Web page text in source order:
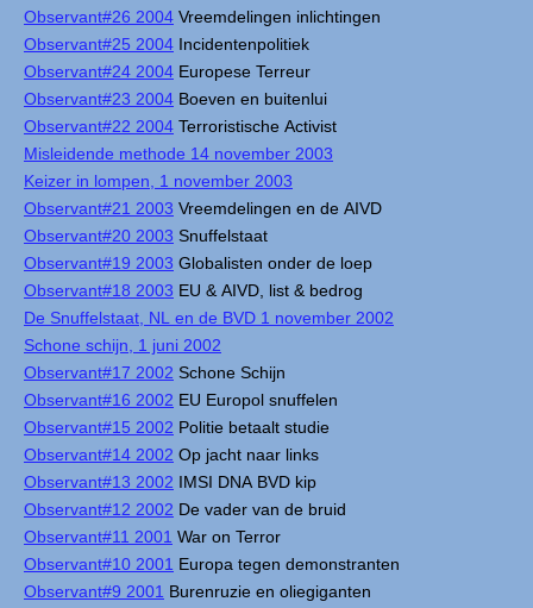
Observant#26 2004 Vreemdelingen inlichtingen
Observant#25 2004 Incidentenpolitiek
Observant#24 2004 Europese Terreur
Observant#23 2004 Boeven en buitenlui
Observant#22 2004 Terroristische Activist
Misleidende methode 14 november 2003
Keizer in lompen, 1 november 2003
Observant#21 2003 Vreemdelingen en de AIVD
Observant#20 2003 Snuffelstaat
Observant#19 2003 Globalisten onder de loep
Observant#18 2003 EU & AIVD, list & bedrog
De Snuffelstaat, NL en de BVD 1 november 2002
Schone schijn, 1 juni 2002
Observant#17 2002 Schone Schijn
Observant#16 2002 EU Europol snuffelen
Observant#15 2002 Politie betaalt studie
Observant#14 2002 Op jacht naar links
Observant#13 2002 IMSI DNA BVD kip
Observant#12 2002 De vader van de bruid
Observant#11 2001 War on Terror
Observant#10 2001 Europa tegen demonstranten
Observant#9 2001 Burenruzie en oliegiganten